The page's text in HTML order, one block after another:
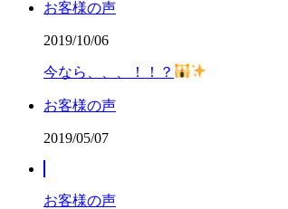
お客様の声
2019/10/06
今なら、、、！！？
お客様の声
2019/05/07
お客様の声